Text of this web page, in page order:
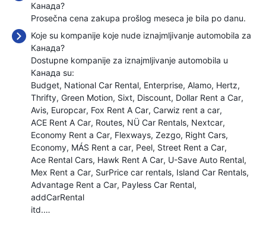
Канада?
Prosečna cena zakupa prošlog meseca je bila po danu.
Koje su kompanije koje nude iznajmljivanje automobila za
Канада?
Dostupne kompanije za iznajmljivanje automobila u
Канада su:
Budget National Car Rental Enterprise Alamo Hertz
Thrifty Green Motion Sixt Discount Dollar Rent a Car
Avis Europcar Fox Rent A Car Carwiz rent a car
ACE Rent A Car Routes NÜ Car Rentals Nextcar
Economy Rent a Car Flexways Zezgo Right Cars
Economy MÁS Rent a car Peel Street Rent a Car
Ace Rental Cars Hawk Rent A Car U-Save Auto Rental
Mex Rent a Car SurPrice car rentals Island Car Rentals
Advantage Rent a Car Payless Car Rental
addCarRental
itd.…